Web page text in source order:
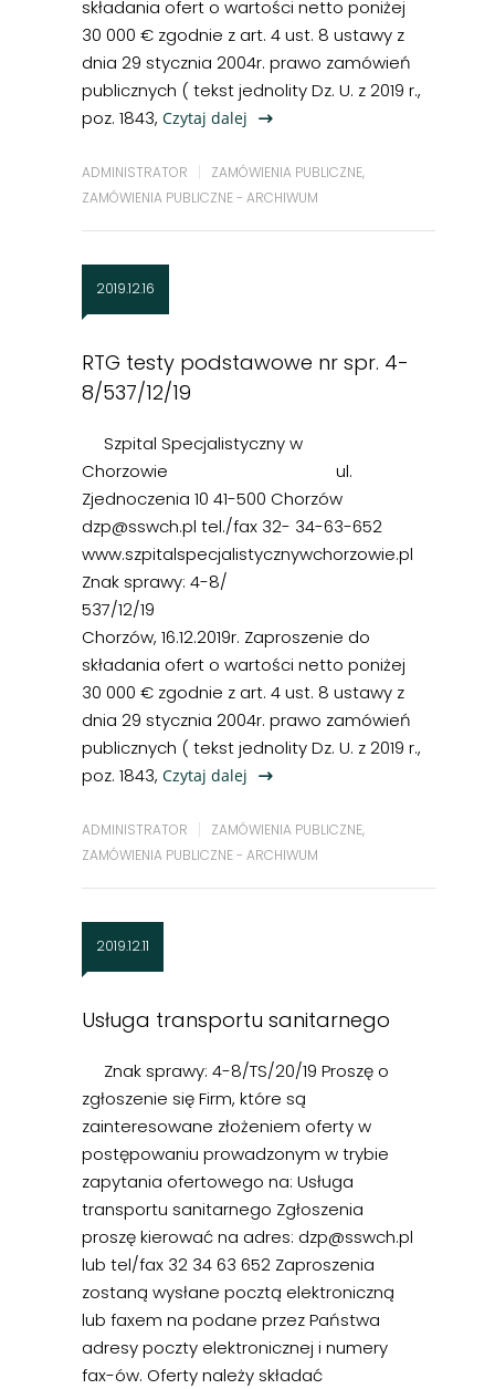
składania ofert o wartości netto poniżej
30 000 € zgodnie z art. 4 ust. 8 ustawy z
dnia 29 stycznia 2004r. prawo zamówień
publicznych ( tekst jednolity Dz. U. z 2019 r.,
poz. 1843, Czytaj dalej
ADMINISTRATOR ZAMÓWIENIA PUBLICZNE,
ZAMÓWIENIA PUBLICZNE - ARCHIWUM
2019.12.16
RTG testy podstawowe nr spr. 4-
8/537/12/19
Szpital Specjalistyczny w
Chorzowie ul.
Zjednoczenia 10 41-500 Chorzów
dzp@sswch.pl tel./fax 32- 34-63-652
www.szpitalspecjalistycznywchorzowie.pl
Znak sprawy: 4-8/
537/12/19
Chorzów, 16.12.2019r. Zaproszenie do
składania ofert o wartości netto poniżej
30 000 € zgodnie z art. 4 ust. 8 ustawy z
dnia 29 stycznia 2004r. prawo zamówień
publicznych ( tekst jednolity Dz. U. z 2019 r.,
poz. 1843, Czytaj dalej
ADMINISTRATOR ZAMÓWIENIA PUBLICZNE,
ZAMÓWIENIA PUBLICZNE - ARCHIWUM
2019.12.11
Usługa transportu sanitarnego
Znak sprawy: 4-8/TS/20/19 Proszę o
zgłoszenie się Firm, które są
zainteresowane złożeniem oferty w
postępowaniu prowadzonym w trybie
zapytania ofertowego na: Usługa
transportu sanitarnego Zgłoszenia
proszę kierować na adres: dzp@sswch.pl
lub tel/fax 32 34 63 652 Zaproszenia
zostaną wysłane pocztą elektroniczną
lub faxem na podane przez Państwa
adresy poczty elektronicznej i numery
fax-ów. Oferty należy składać